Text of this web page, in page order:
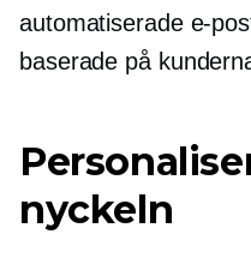
automatiserade e-
baserade på
nyckeln